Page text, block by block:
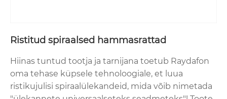
Ristitud spiraalsed hammasrattad
Hiinas tuntud tootja ja tarnijana toetub Raydafon
oma tehase küpsele tehnoloogiale, et luua
ristikujulisi spiraalülekandeid, mida võib nimetada